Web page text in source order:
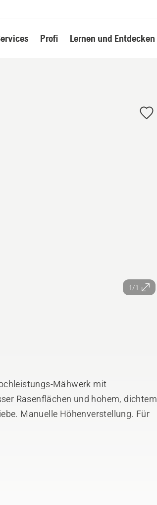
Profi Lernen und Entdecken
1/1
Mähwerk mit
Rasenflächen und hohem, dichtem
Manuelle Höhenverstellung. Für